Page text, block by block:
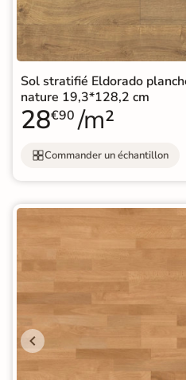
Sol stratifié Eldorado
nature 19,3*128,2 cm
28€90 /m²
Commander un échantillon